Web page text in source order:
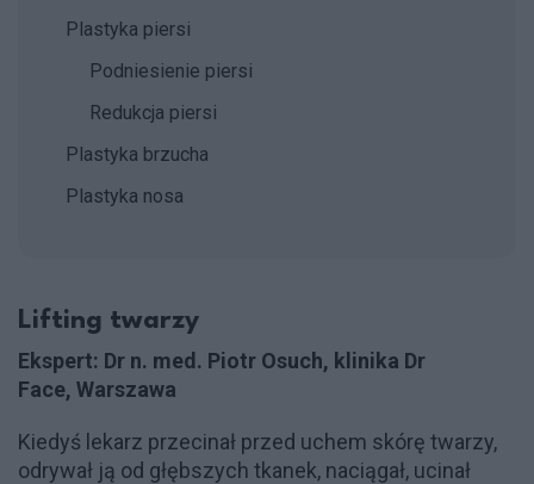
Plastyka piersi
Podniesienie piersi
Redukcja piersi
Plastyka brzucha
Plastyka nosa
Lifting twarzy
Ekspert: Dr n. med. Piotr Osuch, klinika Dr
Face, Warszawa
Kiedyś lekarz przecinał przed uchem skórę twarzy,
odrywał ją od głębszych tkanek, naciągał, ucinał